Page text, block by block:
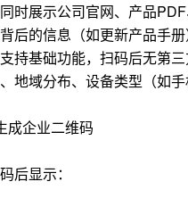
时展示公司官网、产品
后的信息（如更新产品手
持基础功能，扫码后无第三
地域分布、设备类型（如手
成企业二维码
后显示：